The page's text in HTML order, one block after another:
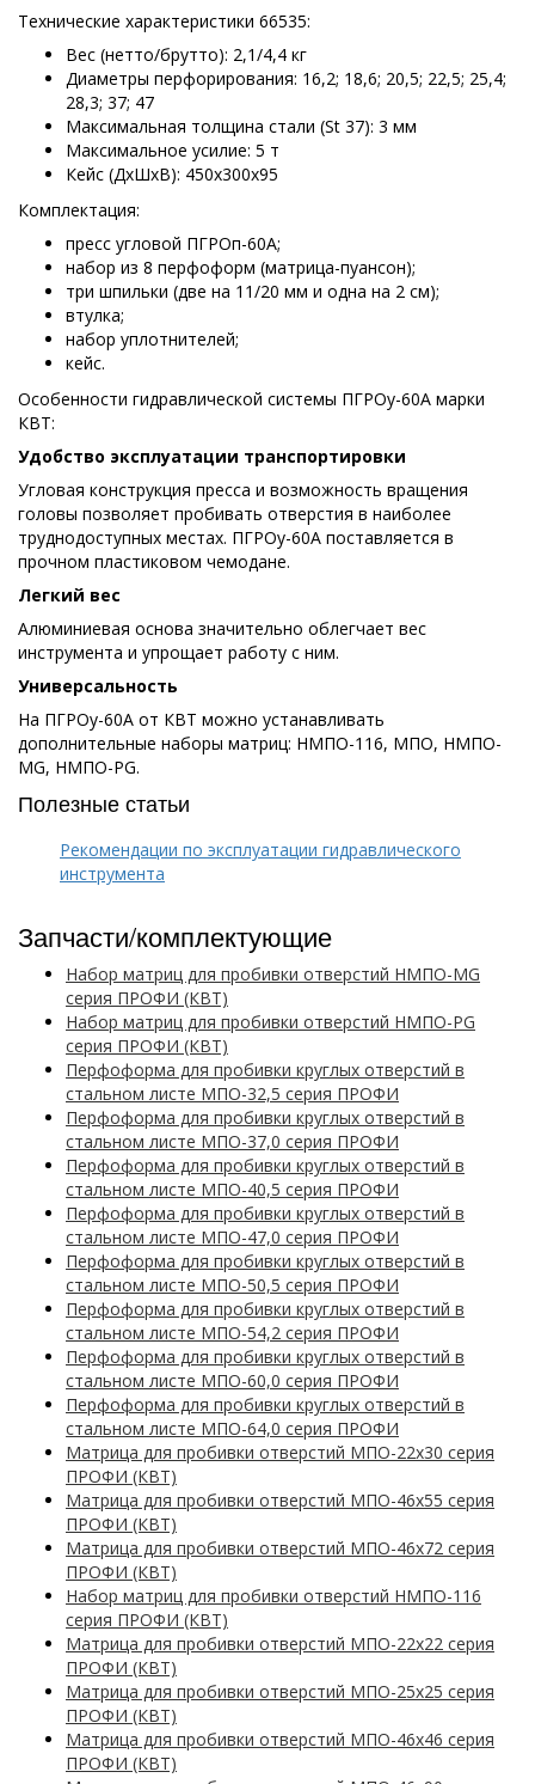
Технические характеристики 66535:
Вес (нетто/брутто): 2,1/4,4 кг
Диаметры перфорирования: 16,2; 18,6; 20,5; 22,5; 25,4;
28,3; 37; 47
Максимальная толщина стали (St 37): 3 мм
Максимальное усилие: 5 т
Кейс (ДхШхВ): 450х300х95
Комплектация:
пресс угловой ПГРОп-60А;
набор из 8 перфоформ (матрица-пуансон);
три шпильки (две на 11/20 мм и одна на 2 см);
втулка;
набор уплотнителей;
кейс.
Особенности гидравлической системы ПГРОу-60А марки
КВТ:
Удобство эксплуатации транспортировки
Угловая конструкция пресса и возможность вращения
головы позволяет пробивать отверстия в наиболее
труднодоступных местах. ПГРОу-60А поставляется в
прочном пластиковом чемодане.
Легкий вес
Алюминиевая основа значительно облегчает вес
инструмента и упрощает работу с ним.
Универсальность
На ПГРОу-60А от КВТ можно устанавливать
дополнительные наборы матриц: НМПО-116, МПО, НМПО-
MG, НМПО-PG.
Полезные статьи
Рекомендации по эксплуатации гидравлического
инструмента
Запчасти/комплектующие
Набор матриц для пробивки отверстий НМПО-MG
серия ПРОФИ (КВТ)
Набор матриц для пробивки отверстий НМПО-PG
серия ПРОФИ (КВТ)
Перфоформа для пробивки круглых отверстий в
стальном листе МПО-32,5 серия ПРОФИ
Перфоформа для пробивки круглых отверстий в
стальном листе МПО-37,0 серия ПРОФИ
Перфоформа для пробивки круглых отверстий в
стальном листе МПО-40,5 серия ПРОФИ
Перфоформа для пробивки круглых отверстий в
стальном листе МПО-47,0 серия ПРОФИ
Перфоформа для пробивки круглых отверстий в
стальном листе МПО-50,5 серия ПРОФИ
Перфоформа для пробивки круглых отверстий в
стальном листе МПО-54,2 серия ПРОФИ
Перфоформа для пробивки круглых отверстий в
стальном листе МПО-60,0 серия ПРОФИ
Перфоформа для пробивки круглых отверстий в
стальном листе МПО-64,0 серия ПРОФИ
Матрица для пробивки отверстий МПО-22х30 серия
ПРОФИ (КВТ)
Матрица для пробивки отверстий МПО-46х55 серия
ПРОФИ (КВТ)
Матрица для пробивки отверстий МПО-46х72 серия
ПРОФИ (КВТ)
Набор матриц для пробивки отверстий НМПО-116
серия ПРОФИ (КВТ)
Матрица для пробивки отверстий МПО-22х22 серия
ПРОФИ (КВТ)
Матрица для пробивки отверстий МПО-25х25 серия
ПРОФИ (КВТ)
Матрица для пробивки отверстий МПО-46х46 серия
ПРОФИ (КВТ)